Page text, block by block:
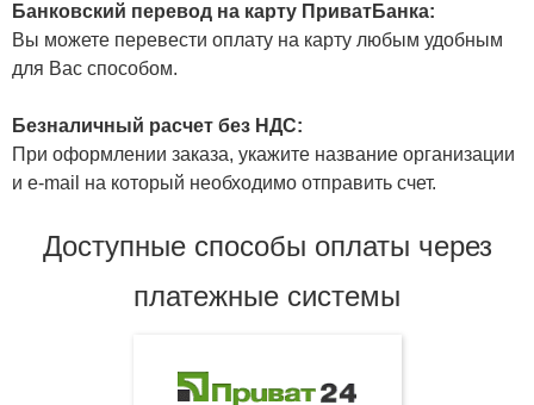
Банковский перевод на карту ПриватБанка:
Вы можете перевести оплату на карту любым удобным
для Вас способом.
Безналичный расчет без НДС:
При оформлении заказа, укажите название организации
и e-mail на который необходимо отправить счет.
Доступные способы оплаты через
платежные системы